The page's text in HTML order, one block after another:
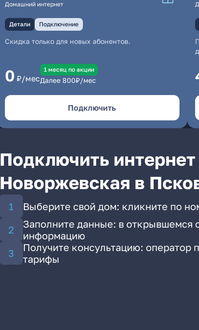
Домашний интернет
Детали Подключение
Скидка только для новых абонентов.
0 ₽/мес
1 месяц по акции
Далее 800₽/мес
Подключить
Подключить интернет
Новоржевская в
Выберите свой дом: кликните по
Заполните данные: в открывшемся
информацию
Получите консультацию: оператор
тарифы